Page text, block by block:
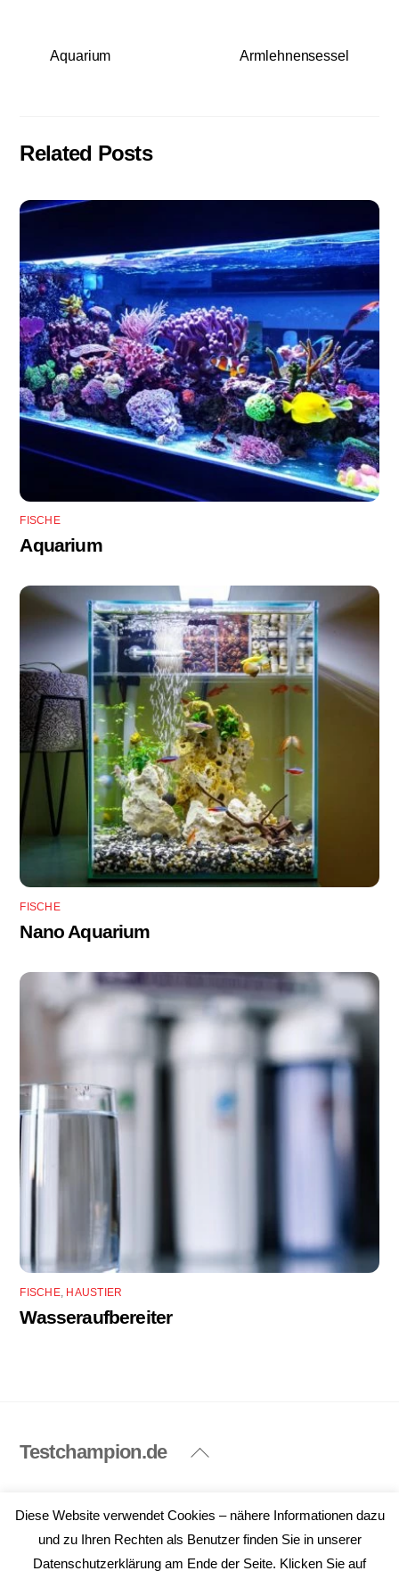
Aquarium Armlehnensessel
Related Posts
FISCHE
Aquarium
FISCHE
Nano Aquarium
FISCHE, HAUSTIER
Wasseraufbereiter
Back
Testchampion.de
Testchampion.de 2026
Diese Website verwendet Cookies – nähere Informationen dazu
und zu Ihren Rechten als Benutzer finden Sie in unserer
Datenschutzerklärung am Ende der Seite. Klicken Sie auf